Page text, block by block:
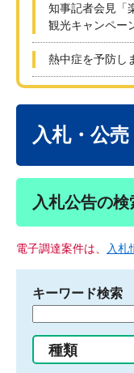
知事記者会見「
観光キャンペー
熱中症を予防し
入札・公売
入札公告の検
電子調達案件は、 入札
キーワード検索
る
種類